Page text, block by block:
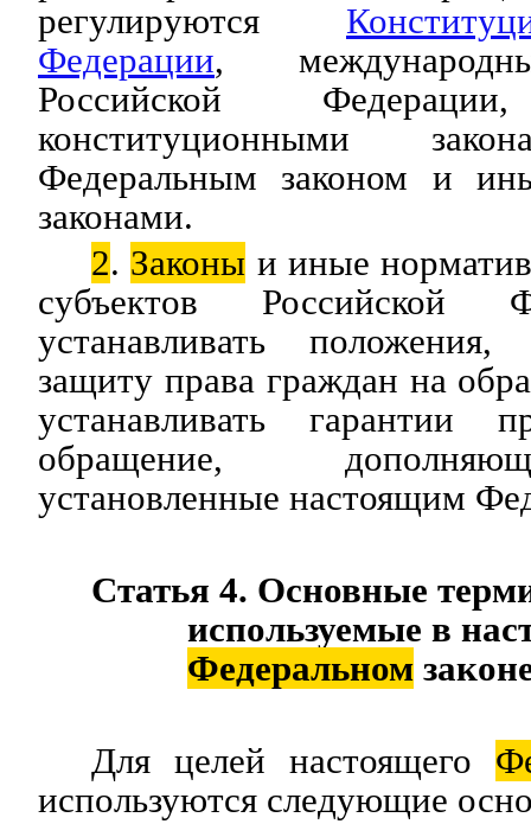
регулируются
Федерации,
Российской
конституционными
Федеральным законом и
законами.
2. Законы и иные
субъектов Российской
устанавливать
защиту права граждан на
устанавливать гарантии
обращение,
установленные настоящим
Статья 4. Основные
используемые в
Федеральном
Для целей настоящего
используются следующие